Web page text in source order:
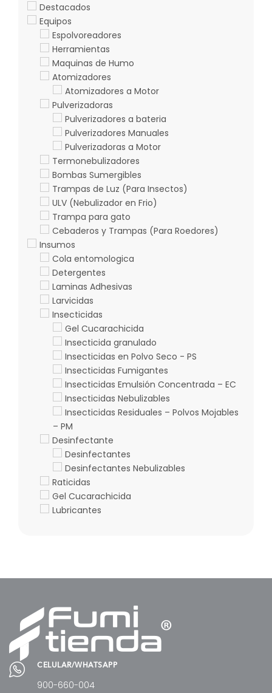
Destacados
Equipos
Espolvoreadores
Herramientas
Maquinas de Humo
Atomizadores
Atomizadores a Motor
Pulverizadoras
Pulverizadores a bateria
Pulverizadores Manuales
Pulverizadoras a Motor
Termonebulizadores
Bombas Sumergibles
Trampas de Luz (Para Insectos)
ULV (Nebulizador en Frio)
Trampa para gato
Cebaderos y Trampas (Para Roedores)
Insumos
Cola entomologica
Detergentes
Laminas Adhesivas
Larvicidas
Insecticidas
Gel Cucarachicida
Insecticida granulado
Insecticidas en Polvo Seco - PS
Insecticidas Fumigantes
Insecticidas Emulsión Concentrada – EC
Insecticidas Nebulizables
Insecticidas Residuales – Polvos Mojables
– PM
Desinfectante
Desinfectantes
Desinfectantes Nebulizables
Raticidas
Gel Cucarachicida
Lubricantes
CELULAR/WHATSAPP
900-660-004